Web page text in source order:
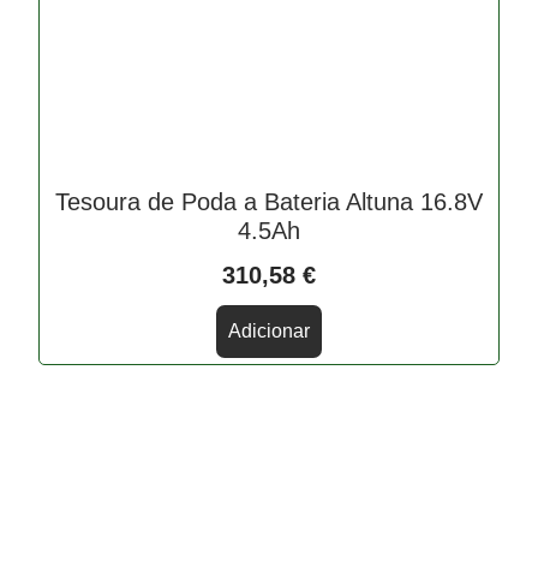
Tesoura de Poda a Bateria Altuna 16.8V
4.5Ah
310,58 €
Adicionar